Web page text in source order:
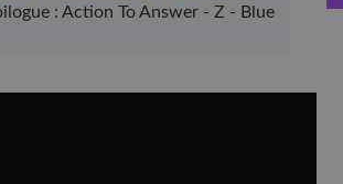
: Action To Answer - Z - Blue